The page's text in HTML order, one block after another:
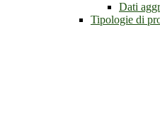
Dati
Tipologie di